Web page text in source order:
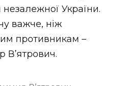
незалежної України.
важче, ніж
противникам –
В’ятрович.